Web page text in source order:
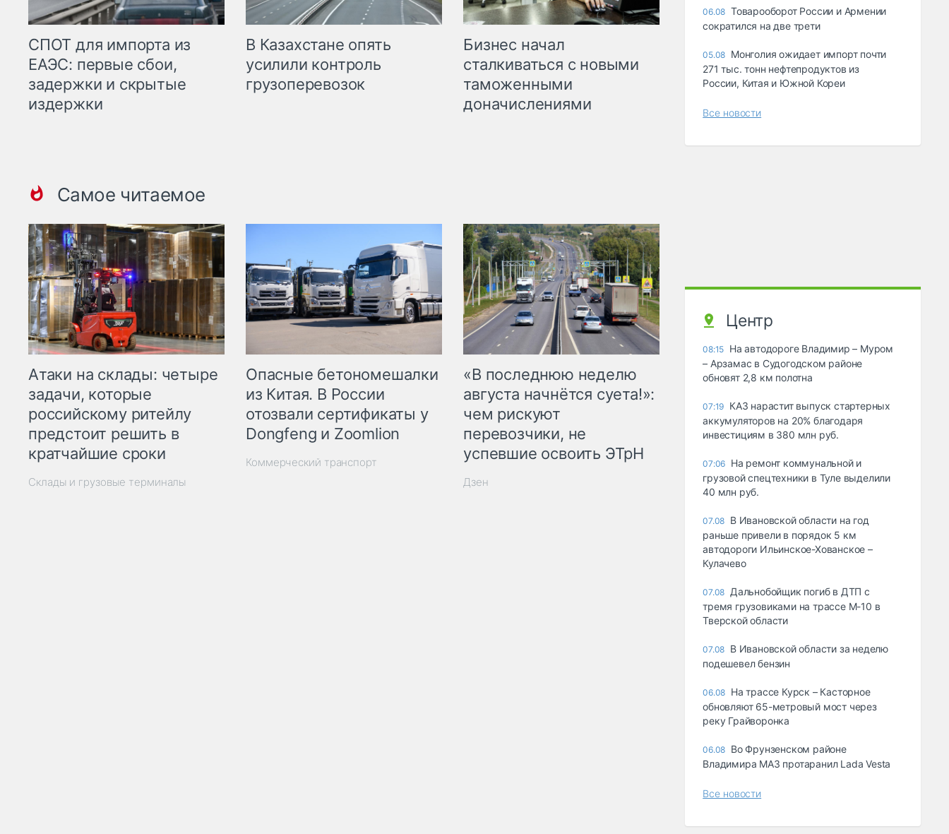
СПОТ для импорта из
ЕАЭС: первые сбои,
задержки и скрытые
издержки
В Казахстане опять
усилили контроль
грузоперевозок
Бизнес начал
сталкиваться с новыми
таможенными
доначислениями
Самое читаемое
Атаки на склады: четыре
задачи, которые
российскому ритейлу
предстоит решить в
кратчайшие сроки
Склады и грузовые терминалы
Опасные бетономешалки
из Китая. В России
отозвали сертификаты у
Dongfeng и Zoomlion
Коммерческий транспорт
«В последнюю неделю
августа начнётся суета!»:
чем рискуют
перевозчики, не
успевшие освоить ЭТрН
Дзен
06.08 Товарооборот России и Армении
сократился на две трети
05.08 Монголия ожидает импорт почти
271 тыс. тонн нефтепродуктов из
России, Китая и Южной Кореи
Все новости
Центр
08:15 На автодороге Владимир – Муром
– Арзамас в Судогодском районе
обновят 2,8 км полотна
07:19 КАЗ нарастит выпуск стартерных
аккумуляторов на 20% благодаря
инвестициям в 380 млн руб.
07:06 На ремонт коммунальной и
грузовой спецтехники в Туле выделили
40 млн руб.
07.08 В Ивановской области на год
раньше привели в порядок 5 км
автодороги Ильинское-Хованское –
Кулачево
07.08 Дальнобойщик погиб в ДТП с
тремя грузовиками на трассе М-10 в
Тверской области
07.08 В Ивановской области за неделю
подешевел бензин
06.08 На трассе Курск – Касторное
обновляют 65-метровый мост через
реку Грайворонка
06.08 Во Фрунзенском районе
Владимира МАЗ протаранил Lada Vesta
Все новости